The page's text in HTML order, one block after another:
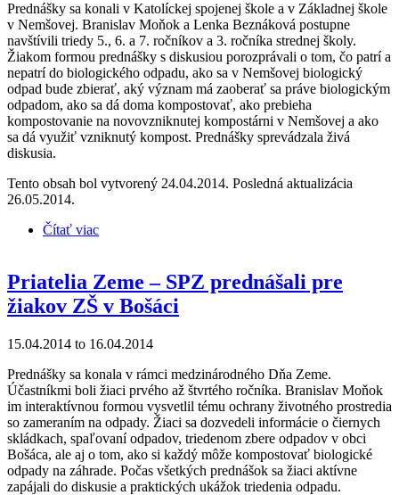
Prednášky sa konali v Katolíckej spojenej škole a v Základnej škole
v Nemšovej. Branislav Moňok a Lenka Beznáková postupne
navštívili triedy 5., 6. a 7. ročníkov a 3. ročníka strednej školy.
Žiakom formou prednášky s diskusiou porozprávali o tom, čo patrí a
nepatrí do biologického odpadu, ako sa v Nemšovej biologický
odpad bude zbierať, aký význam má zaoberať sa práve biologickým
odpadom, ako sa dá doma kompostovať, ako prebieha
kompostovanie na novovzniknutej kompostárni v Nemšovej a ako
sa dá využiť vzniknutý kompost. Prednášky sprevádzala živá
diskusia.
Tento obsah bol vytvorený 24.04.2014. Posledná aktualizácia
26.05.2014.
Čítať viac
Priatelia Zeme – SPZ prednášali pre
žiakov ZŠ v Bošáci
15.04.2014 to 16.04.2014
Prednášky sa konala v rámci medzinárodného Dňa Zeme.
Účastníkmi boli žiaci prvého až štvrtého ročníka. Branislav Moňok
im interaktívnou formou vysvetlil tému ochrany životného prostredia
so zameraním na odpady. Žiaci sa dozvedeli informácie o čiernych
skládkach, spaľovaní odpadov, triedenom zbere odpadov v obci
Bošáca, ale aj o tom, ako si každý môže kompostovať biologické
odpady na záhrade. Počas všetkých prednášok sa žiaci aktívne
zapájali do diskusie a praktických ukážok triedenia odpadu.